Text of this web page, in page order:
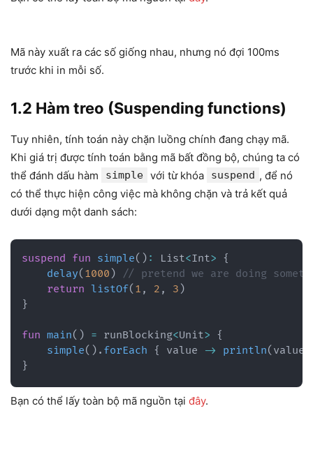
Mã này xuất ra các số giống nhau, nhưng nó đợi 100ms
trước khi in mỗi số.
1.2 Hàm treo (Suspending functions)
Tuy nhiên, tính toán này chặn luồng chính đang chạy mã.
Khi giá trị được tính toán bằng mã bất đồng bộ, chúng ta có
thể đánh dấu hàm
simple với từ khóa suspend , để nó
có thể thực hiện công việc mà không chặn và trả kết quả
dưới dạng một danh sách:
suspend fun simple( ) : List<Int> {
delay( 1000 )
// pretend we are doing
return listOf( 1 , 2 , 3 )
}
fun main( ) = runBlocking<Unit> {
simple( ) . forEach { value -> println( value
}
Bạn có thể lấy toàn bộ mã nguồn tại đây.